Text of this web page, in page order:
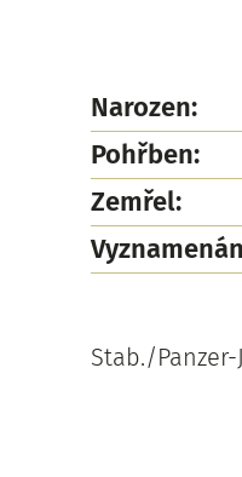
Narozen:
Pohřben:
Zemřel:
Stab./Panzer-